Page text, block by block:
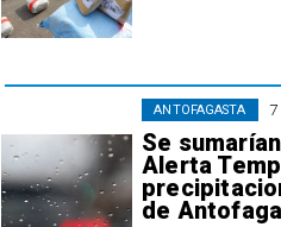
7
Se
Alerta
de
ANTOFAGASTA